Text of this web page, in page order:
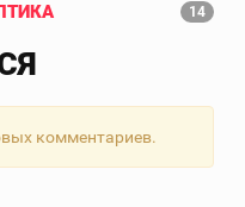
14
комментариев.